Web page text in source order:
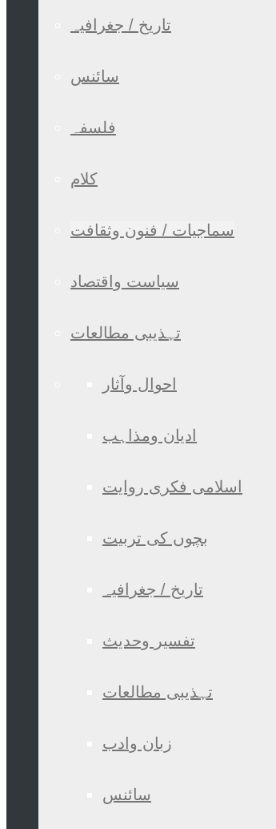
تاریخ / جغرافیہ
سائنس
فلسفہ
کلام
سماجیات / فنون وثقافت
سیاست واقتصاد
تہذیبی مطالعات
احوال وآثار
ادیان ومذاہب
اسلامی فکری روایت
بچوں کی تربیت
تاریخ / جغرافیہ
تفسیر وحدیث
تہذیبی مطالعات
زبان وادب
سائنس